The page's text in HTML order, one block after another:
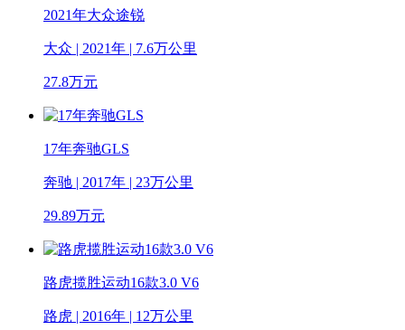
2021年大众途锐
大众 | 2021年 | 7.6万公里
27.8万元
17年奔驰GLS
奔驰 | 2017年 | 23万公里
29.89万元
路虎揽胜运动16款3.0 V6
路虎 | 2016年 | 12万公里